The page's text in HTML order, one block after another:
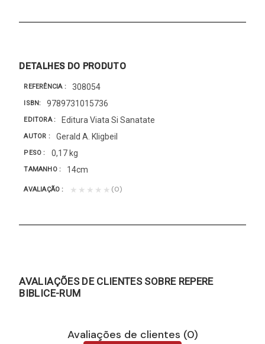
DETALHES DO PRODUTO
REFERÊNCIA 308054
ISBN 9789731015736
EDITORA Editura Viata Si Sanatate
AUTOR Gerald A. Kligbeil
PESO 0,17 kg
TAMANHO 14cm
AVALIAÇÃO ★★★★★ (0)
AVALIAÇÕES DE CLIENTES SOBRE REPERE
BIBLICE-RUM
Avaliações de clientes (0)